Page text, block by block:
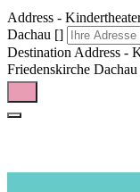
Address -
Dachau []
Destination Address -
Friedenskirche